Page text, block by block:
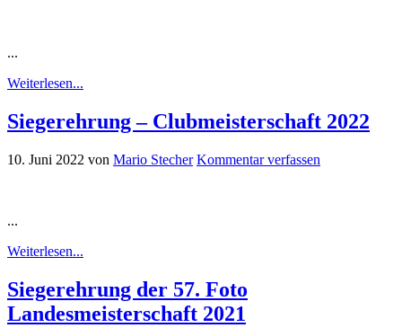
...
Weiterlesen...
Siegerehrung – Clubmeisterschaft 2022
10. Juni 2022 von Mario Stecher Kommentar verfassen
...
Weiterlesen...
Siegerehrung der 57. Foto
Landesmeisterschaft 2021